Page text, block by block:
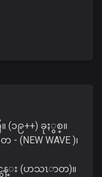
၉++) ခုႏွစ္။
WAVE )၊
န္း (ဟသၤာတ)။